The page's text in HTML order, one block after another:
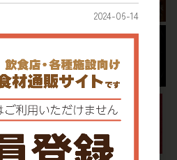
2024-06-14